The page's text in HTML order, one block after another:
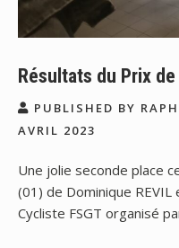
Résultats du Prix
PUBLISHED BY
AVRIL 2023
Une jolie seconde place
(01) de Dominique
Cycliste FSGT organisé